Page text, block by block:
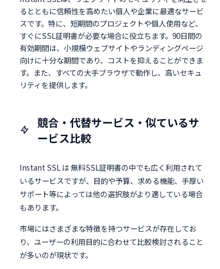
るとともに信頼性を高めたい個人や企業に最適なサービ
スです。特に、短期間のプロジェクトや個人使用など、
すぐにSSL証明書が必要な場合に役立ちます。90日間の
有効期間は、小規模ウェブサイトやランディングページ
向けに十分な期間であり、コストを抑えることができま
す。また、すべての大手ブラウザで動作し、高いセキュ
リティを提供します。
競合・代替サービス・似ているサ
ービス比較
Instant SSL は 無料SSL証明書の中でも広く利用されて
いるサービスですが、目的や予算、求める機能、手厚い
サポート等によっては他の選択肢がより適している場合
もあります。
市場にはさまざまな特徴を持つサービスが存在してお
り、ユーザーの利用目的に合わせて比較検討されること
が多いのが現状です。